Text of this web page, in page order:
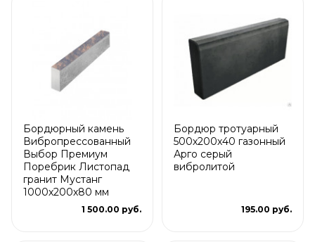
Бордюрный камень
Вибропрессованный
Выбор Премиум
Поребрик Листопад
гранит Мустанг
1000х200х80 мм
1 500.00 руб.
Бордюр тротуарный
500х200х40 газонный
Арго серый
вибролитой
195.00 руб.